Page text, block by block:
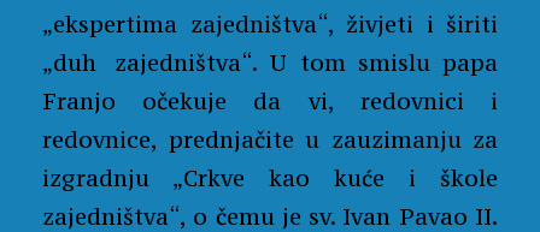
„ekspertima zajedništva“, živjeti i širiti
„duh
zajedništva“. U tom smislu papa
Franjo očekuje da vi, redovnici i
redovnice, prednjačite u zauzimanju za
izgradnju „Crkve kao kuće i škole
zajedništva“, o čemu je sv. Ivan Pavao II.